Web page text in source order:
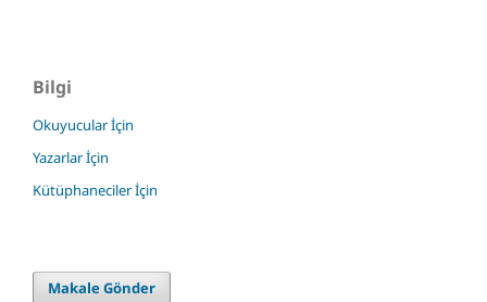
Bilgi
Okuyucular İçin
Yazarlar İçin
Kütüphaneciler İçin
Makale Gönder